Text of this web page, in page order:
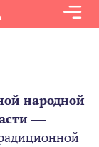
народной
—